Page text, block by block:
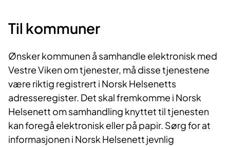
Til kommuner
Ønsker kommunen å samhandle elektronisk med
Vestre Viken om tjenester, må disse tjenestene
være riktig registrert i Norsk Helsenetts
adresseregister. Det skal fremkomme i Norsk
Helsenett om samhandling knyttet til tjenesten
kan foregå elektronisk eller på papir. Sørg for at
informasjonen i Norsk Helsenett jevnlig